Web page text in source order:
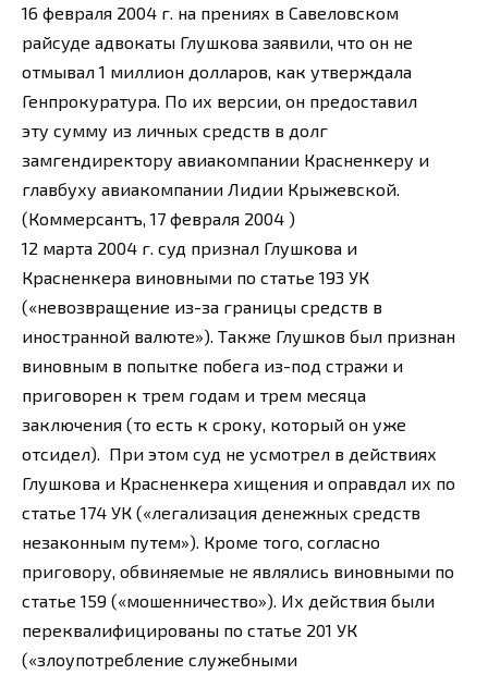
16 февраля 2004 г. на прениях в Савеловском
райсуде адвокаты Глушкова заявили, что он не
отмывал 1 миллион долларов, как утверждала
Генпрокуратура. По их версии, он предоставил
эту сумму из личных средств в долг
замгендиректору авиакомпании Красненкеру и
главбуху авиакомпании Лидии Крыжевской.
(Коммерсантъ, 17 февраля 2004 )
12 марта 2004 г. суд признал Глушкова и
Красненкера виновными по статье 193 УК
(«невозвращение из-за границы средств в
иностранной валюте»). Также Глушков был признан
виновным в попытке побега из-под стражи и
приговорен к трем годам и трем месяца
заключения (то есть к сроку, который он уже
отсидел). При этом суд не усмотрел в действиях
Глушкова и Красненкера хищения и оправдал их по
статье 174 УК («легализация денежных средств
незаконным путем»). Кроме того, согласно
приговору, обвиняемые не являлись виновными по
статье 159 («мошенничество»). Их действия были
переквалифицированы по статье 201 УК
(«злоупотребление служебными